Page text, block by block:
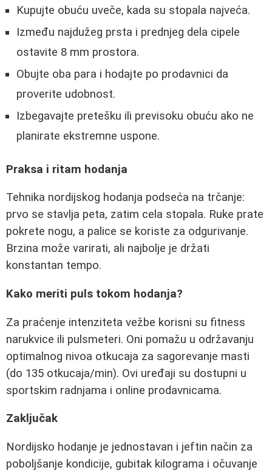
Kupujte obuću uveče, kada su stopala najveća.
Između najdužeg prsta i prednjeg dela cipele
ostavite 8 mm prostora.
Obujte oba para i hodajte po prodavnici da
proverite udobnost.
Izbegavajte pretešku ili previsoku obuću ako ne
planirate ekstremne uspone.
Praksa i ritam hodanja
Tehnika nordijskog hodanja podseća na trčanje:
prvo se stavlja peta, zatim cela stopala. Ruke prate
pokrete nogu, a palice se koriste za odgurivanje.
Brzina može varirati, ali najbolje je držati
konstantan tempo.
Kako meriti puls tokom hodanja?
Za praćenje intenziteta vežbe korisni su fitness
narukvice ili pulsmeteri. Oni pomažu u održavanju
optimalnog nivoa otkucaja za sagorevanje masti
(do 135 otkucaja/min). Ovi uređaji su dostupni u
sportskim radnjama i online prodavnicama.
Zaključak
Nordijsko hodanje je jednostavan i jeftin način za
poboljšanje kondicije, gubitak kilograma i očuvanje